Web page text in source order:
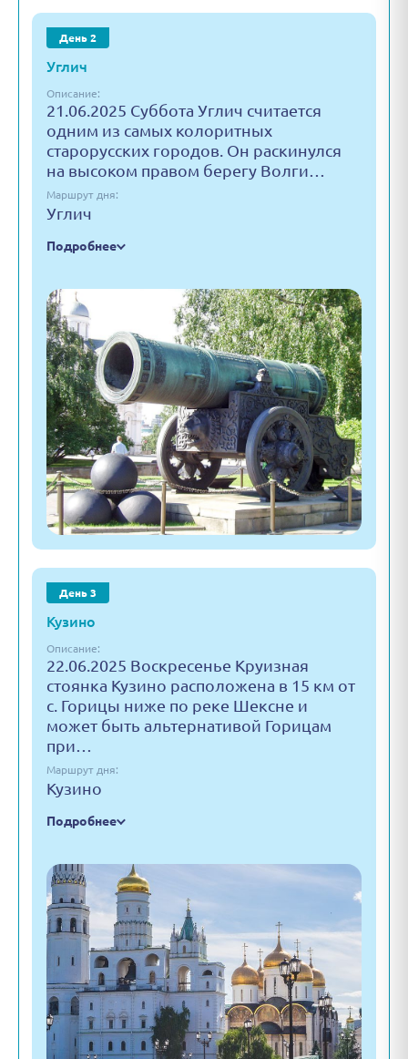
День 2
Углич
Описание:
21.06.2025 Суббота Углич считается
одним из самых колоритных
старорусских городов. Он раскинулся
на высоком правом берегу Волги…
Маршрут дня:
Углич
Подробнее
День 3
Кузино
Описание:
22.06.2025 Воскресенье Круизная
стоянка Кузино расположена в 15 км от
с. Горицы ниже по реке Шексне и
может быть альтернативой Горицам
при…
Маршрут дня:
Кузино
Подробнее